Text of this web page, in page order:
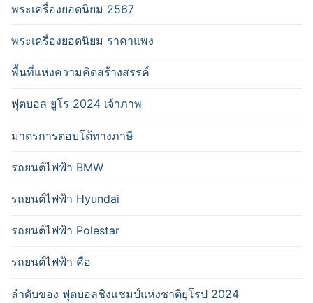
พระเครื่องยอดนิยม 2567
พระเครื่องยอดนิยม ราคาแพง
พื้นที่แห่งความคิดสร้างสรรค์
ฟุตบอล ยูโร 2024 เจ้าภาพ
มาตรการตอบโต้ทางภาษี
รถยนต์ไฟฟ้า BMW
รถยนต์ไฟฟ้า Hyundai
รถยนต์ไฟฟ้า Polestar
รถยนต์ไฟฟ้า คือ
ลำดับของ ฟุตบอลชิงแชมป์แห่งชาติยุโรป 2024